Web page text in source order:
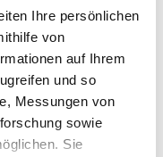
Ihre persönlichen
von
auf Ihrem
und so
Messungen von
sowie
Sie